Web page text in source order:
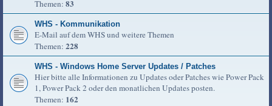
Themen: 83
WHS - Kommunikation
E-Mail auf dem WHS und weitere Themen
Themen: 228
WHS - Windows Home Server Updates / Patches
Hier bitte alle Informationen zu Updates oder Patches wie Power Pack
1, Power Pack 2 oder den monatlichen Updates posten.
Themen: 162